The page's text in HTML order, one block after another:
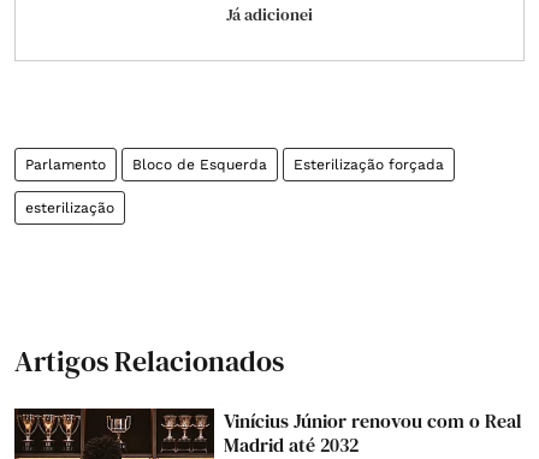
Já adicionei
Parlamento Bloco de Esquerda Esterilização forçada
esterilização
Artigos Relacionados
Vinícius Júnior renovou com o Real
Madrid até 2032